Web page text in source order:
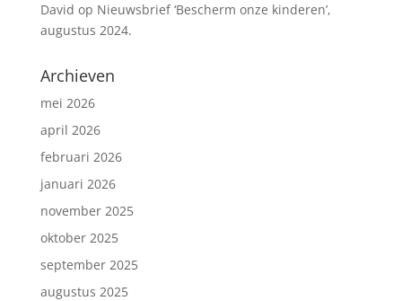
David op Nieuwsbrief ‘Bescherm onze kinderen’,
augustus 2024.
Archieven
mei 2026
april 2026
februari 2026
januari 2026
november 2025
oktober 2025
september 2025
augustus 2025